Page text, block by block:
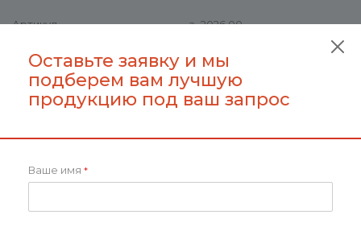
Артикул
a_2026.00
Вес, кг
0.205
Материал
Пластик, Пшеница
Упаковка
Фирменная коробка
Размеры товара
14,53 х 6,92 х 1,55 см
Как купить
Оставьте заявку и мы
подберем вам лучшую
продукцию под ваш запрос
Ваше имя *